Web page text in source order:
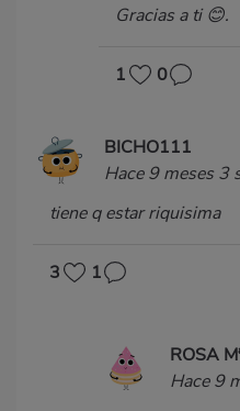
Gracias a ti 😊.
1 0
BICHO111
Hace 9 meses 3
tiene q estar riquisima
3 1
ROSA
Hace 9